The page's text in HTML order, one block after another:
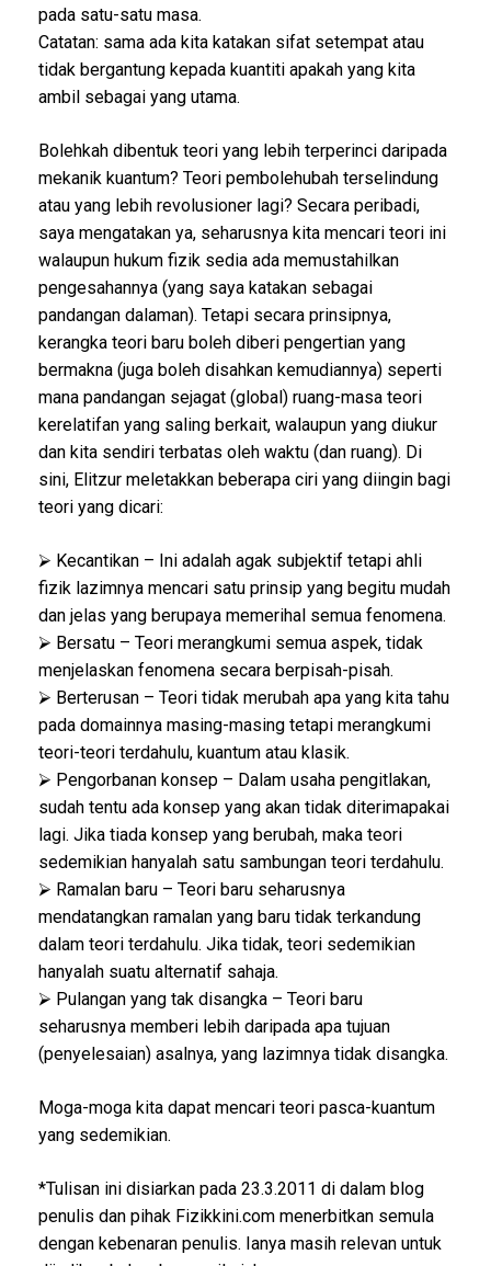
pada satu-satu masa.
Catatan: sama ada kita katakan sifat setempat atau
tidak bergantung kepada kuantiti apakah yang kita
ambil sebagai yang utama.
Bolehkah dibentuk teori yang lebih terperinci daripada
mekanik kuantum? Teori pembolehubah terselindung
atau yang lebih revolusioner lagi? Secara peribadi,
saya mengatakan ya, seharusnya kita mencari teori ini
walaupun hukum fizik sedia ada memustahilkan
pengesahannya (yang saya katakan sebagai
pandangan dalaman). Tetapi secara prinsipnya,
kerangka teori baru boleh diberi pengertian yang
bermakna (juga boleh disahkan kemudiannya) seperti
mana pandangan sejagat (global) ruang-masa teori
kerelatifan yang saling berkait, walaupun yang diukur
dan kita sendiri terbatas oleh waktu (dan ruang). Di
sini, Elitzur meletakkan beberapa ciri yang diingin bagi
teori yang dicari:
⮚ Kecantikan – Ini adalah agak subjektif tetapi ahli
fizik lazimnya mencari satu prinsip yang begitu mudah
dan jelas yang berupaya memerihal semua fenomena.
⮚ Bersatu – Teori merangkumi semua aspek, tidak
menjelaskan fenomena secara berpisah-pisah.
⮚ Berterusan – Teori tidak merubah apa yang kita tahu
pada domainnya masing-masing tetapi merangkumi
teori-teori terdahulu, kuantum atau klasik.
⮚ Pengorbanan konsep – Dalam usaha pengitlakan,
sudah tentu ada konsep yang akan tidak diterimapakai
lagi. Jika tiada konsep yang berubah, maka teori
sedemikian hanyalah satu sambungan teori terdahulu.
⮚ Ramalan baru – Teori baru seharusnya
mendatangkan ramalan yang baru tidak terkandung
dalam teori terdahulu. Jika tidak, teori sedemikian
hanyalah suatu alternatif sahaja.
⮚ Pulangan yang tak disangka – Teori baru
seharusnya memberi lebih daripada apa tujuan
(penyelesaian) asalnya, yang lazimnya tidak disangka.
Moga-moga kita dapat mencari teori pasca-kuantum
yang sedemikian.
*Tulisan ini disiarkan pada 23.3.2011 di dalam blog
penulis dan pihak Fizikkini.com menerbitkan semula
dengan kebenaran penulis. Ianya masih relevan untuk